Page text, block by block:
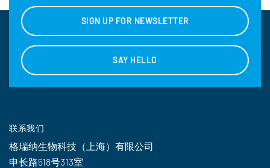
SIGN UP FOR NEWSLETTER
SAY HELLO
联系我们
格瑞纳生物科技（上海）有限公司
申长路518号313室